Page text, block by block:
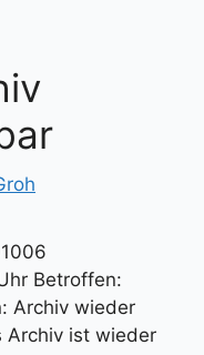
Betroffen:
Archiv wieder
Archiv ist wieder